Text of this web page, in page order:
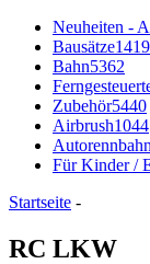
Neuheiten -
Bausätze
Bahn5362
Zubehör5440
Airbrush1044
Für Kinder /
Startseite -
RC LKW